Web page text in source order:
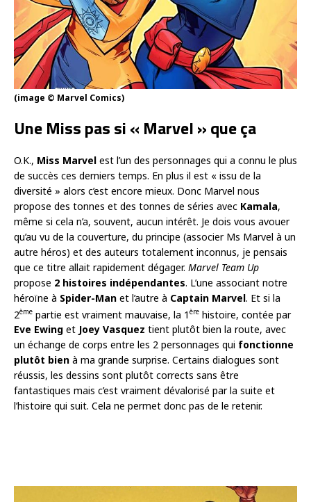
(image © Marvel Comics)
Une Miss pas si « Marvel » que ça
O.K., Miss Marvel est l’un des personnages qui a connu le plus
de succès ces derniers temps. En plus il est « issu de la
diversité » alors c’est encore mieux. Donc Marvel nous
propose des tonnes et des tonnes de séries avec Kamala,
même si cela n’a, souvent, aucun intérêt. Je dois vous avouer
qu’au vu de la couverture, du principe (associer Ms Marvel à un
autre héros) et des auteurs totalement inconnus, je pensais
que ce titre allait rapidement dégager. Marvel Team Up
propose 2 histoires indépendantes. L’une associant notre
héroïne à Spider-Man et l’autre à Captain Marvel. Et si la
2ème partie est vraiment mauvaise, la 1 ère histoire, contée par
Eve Ewing et Joey Vasquez tient plutôt bien la route, avec
un échange de corps entre les 2 personnages qui fonctionne
plutôt bien à ma grande surprise. Certains dialogues sont
réussis, les dessins sont plutôt corrects sans être
fantastiques mais c’est vraiment dévalorisé par la suite et
l’histoire qui suit. Cela ne permet donc pas de le retenir.